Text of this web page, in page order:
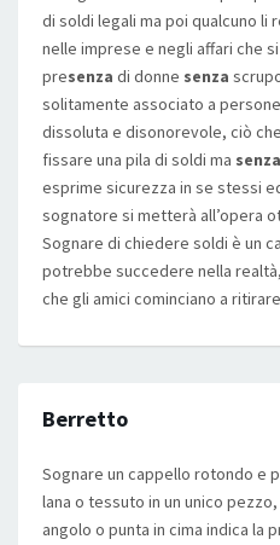
di soldi legali ma poi qualcuno li
nelle imprese e negli affari che
presenza di donne senza
solitamente associato a
dissoluta e disonorevole, ciò
fissare una pila di soldi ma senza
esprime sicurezza in se stessi
sognatore si metterà all’opera
Sognare di chiedere soldi è un
potrebbe succedere nella
che gli amici cominciano a
Berretto
Sognare un cappello rotondo e
lana o tessuto in un unico
angolo o punta in cima indica la